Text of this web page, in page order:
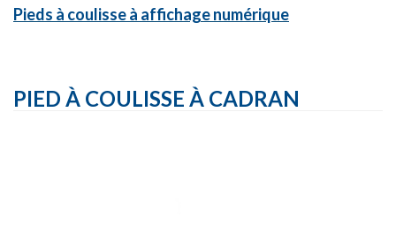
Pieds à coulisse à affichage numérique
PIED À COULISSE À CADRAN